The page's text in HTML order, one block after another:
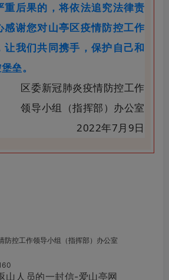
重后果的，将依法追究法律责
感谢您对山亭区疫情防控工作
让我们共同携手，保护自己和
垒。
区委新冠肺炎疫情防控工作
领导小组（指挥部） 办公室
2022年7月 9日
防控工作领导小组（指挥部）办公室